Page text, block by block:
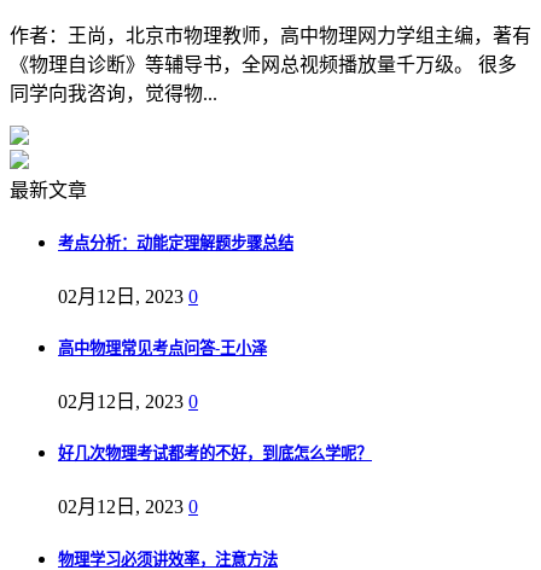
作者：王尚，北京市物理教师，高中物理网力学组主编，著有
《物理自诊断》等辅导书，全网总视频播放量千万级。 很多
同学向我咨询，觉得物...
最新文章
考点分析：动能定理解题步骤总结
02月12日, 2023 0
高中物理常见考点问答-王小泽
02月12日, 2023 0
好几次物理考试都考的不好，到底怎么学呢？
02月12日, 2023 0
物理学习必须讲效率，注意方法